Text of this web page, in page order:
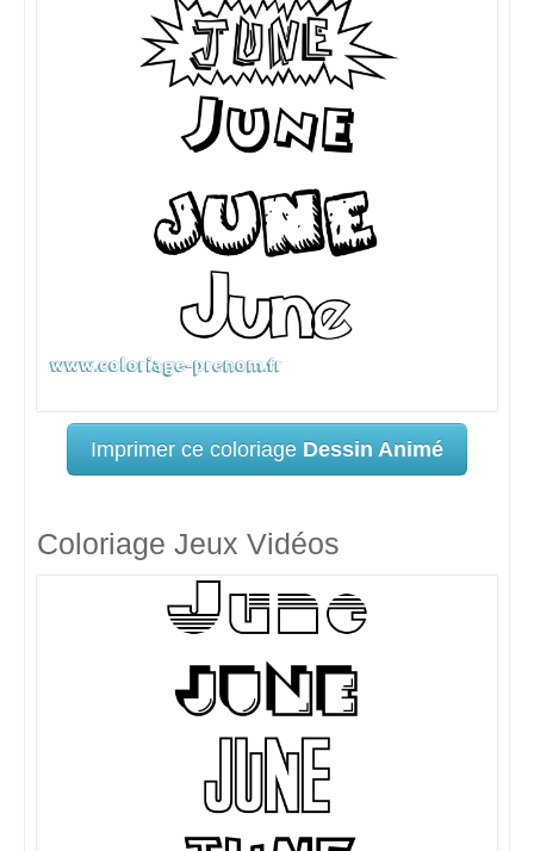
Imprimer ce coloriage Dessin Animé
Coloriage Jeux Vidéos